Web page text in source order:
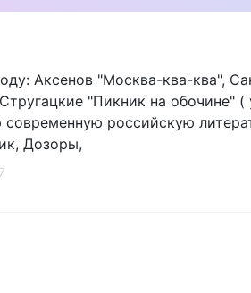
Аксенов "Москва-ква-ква",
"Пикник на обочине" (
российскую
Дозоры,